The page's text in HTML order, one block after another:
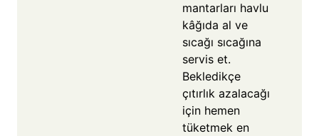
mantarları havlu
kâğıda al ve
sıcağı sıcağına
servis et.
Bekledikçe
çıtırlık azalacağı
için hemen
tüketmek en